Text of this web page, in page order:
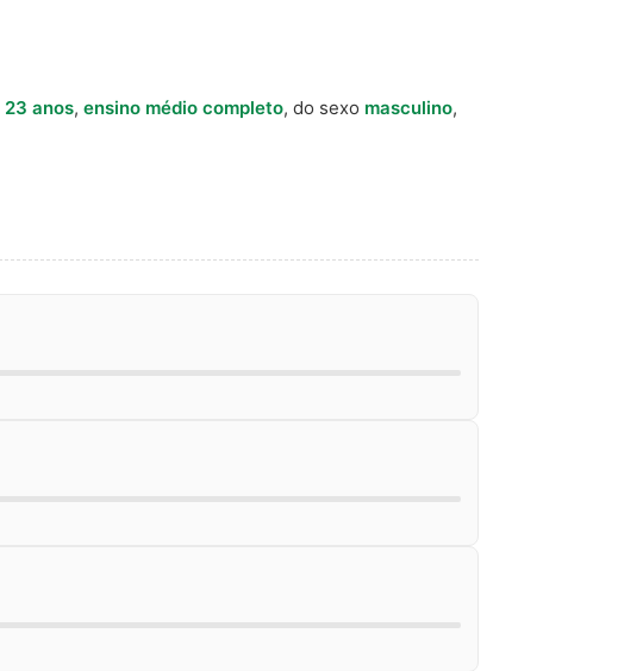
23 anos, ensino médio completo, do sexo masculino,